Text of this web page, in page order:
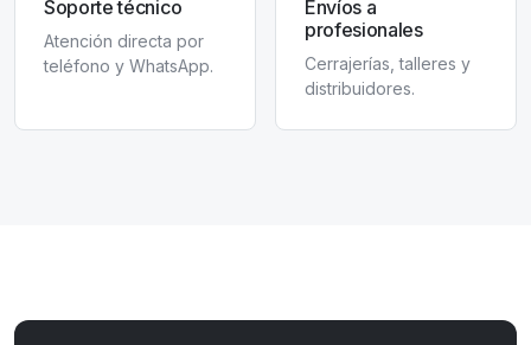
Soporte técnico
Atención directa por
teléfono y WhatsApp.
Envíos a
profesionales
Cerrajerías, talleres y
distribuidores.